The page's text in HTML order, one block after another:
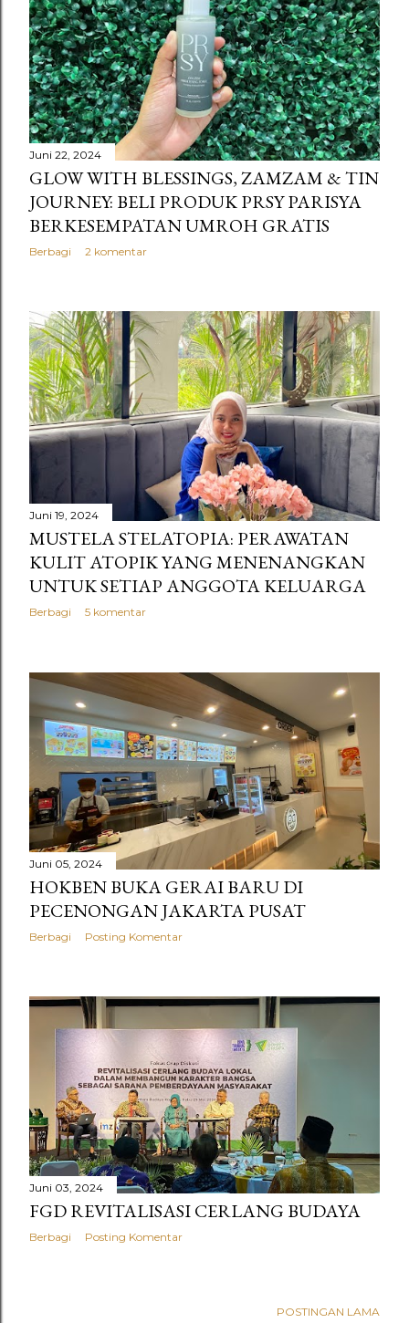
Juni 22, 2024
GLOW WITH BLESSINGS, ZAMZAM & TIN
JOURNEY: BELI PRODUK PRSY PARISYA
BERKESEMPATAN UMROH GRATIS
Berbagi 2 komentar
Juni 19, 2024
MUSTELA STELATOPIA: PERAWATAN
KULIT ATOPIK YANG MENENANGKAN
UNTUK SETIAP ANGGOTA KELUARGA
Berbagi 5 komentar
Juni 05, 2024
HOKBEN BUKA GERAI BARU DI
PECENONGAN JAKARTA PUSAT
Berbagi Posting Komentar
Juni 03, 2024
FGD REVITALISASI CERLANG BUDAYA
Berbagi Posting Komentar
POSTINGAN LAMA